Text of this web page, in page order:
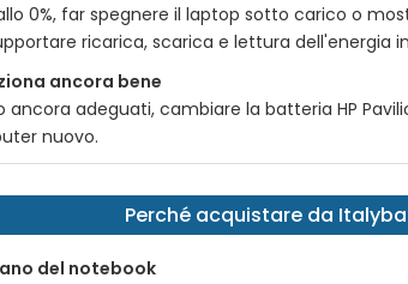
0%, far spegnere il laptop sotto carico o
ricarica, scarica e lettura dell'energia
ancora bene
ancora adeguati, cambiare la batteria HP
nuovo.
Perché acquistare da
del notebook